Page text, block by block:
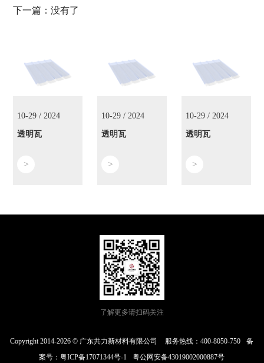
下一篇：没有了
10-29 / 2024
透明瓦
>
10-29 / 2024
透明瓦
>
10-29 / 2024
透明瓦
>
了解更多请扫码关注
Copyright 2014-2026 © 广东共力新材料有限公司 服务热线：400-8050-750
备
案号：粤ICP备17071344号-1 粤公网安备43019002000887号